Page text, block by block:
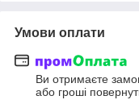
Умови оплати
Ви отримаєте
або гроші